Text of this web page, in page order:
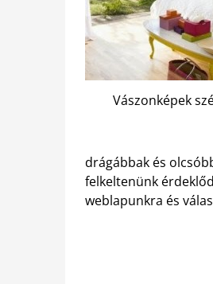
Vászonképek
drágábbak és
felkeltenünk
weblapunkra és